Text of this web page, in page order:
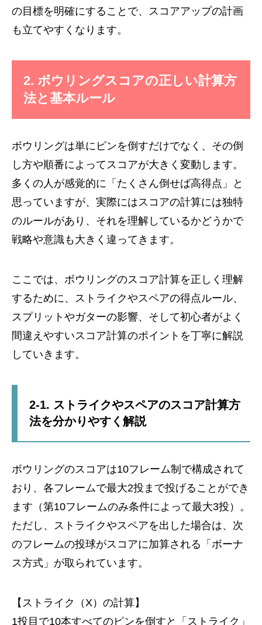
の目標を明確にすることで、スコアアップの計画
も立てやすくなります。
2. ボウリングスコアの正しい計算方
法と基本ルール
ボウリングは単にピンを倒すだけでなく、その倒
し方や順番によってスコアが大きく変動します。
多くの人が感覚的に「たくさん倒せば高得点」と
思っていますが、実際にはスコアの計算には独特
のルールがあり、それを理解しているかどうかで
戦略や意識も大きく違ってきます。
ここでは、ボウリングのスコア計算を正しく理解
するために、ストライクやスペアの得点ルール、
スプリットやガターの影響、そして初心者がよく
間違えやすいスコア計算のポイントを丁寧に解説
していきます。
2-1. ストライクやスペアのスコア計算方
法を分かりやすく解説
ボウリングのスコアは10フレーム制で構成されて
おり、各フレームで最大2投まで投げることができ
ます（第10フレームのみ条件によって最大3投）。
ただし、ストライクやスペアを出した場合は、次
のフレームの投球がスコアに加算される「ボーナ
ス方式」が取られています。
【ストライク（X）の計算】
1投目で10本すべてのピンを倒すと「ストライク」